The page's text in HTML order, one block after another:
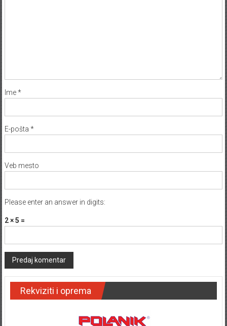
Ime*
E-pošta *
Veb mesto
Please enter an answer in digits:
2 × 5 =
Rekviziti i oprema